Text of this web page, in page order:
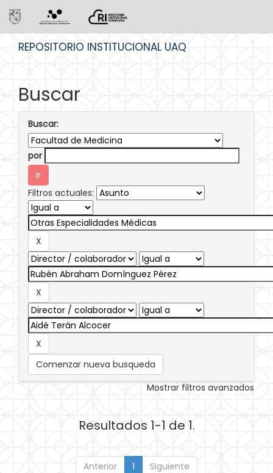
REPOSITORIO INSTITUCIONAL UAQ
Buscar
Buscar:
por
Filtros actuales:
Comenzar nueva busqueda
Mostrar filtros avanzados
Resultados 1-1 de 1.
Anterior 1 Siguiente